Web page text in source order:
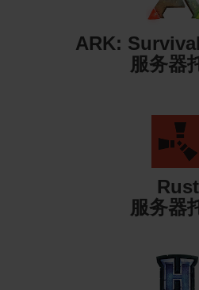
ARK:
服务器
Rust
服务器